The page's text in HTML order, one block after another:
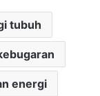
tubuh
energi